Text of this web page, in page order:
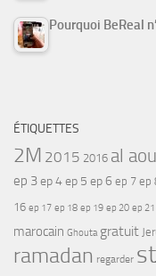
Pourquoi BeReal
ÉTIQUETTES
2M 2015 2016 al
ep 3ep 4ep 5 ep 6 ep 7 ep
16 ep 17 ep 18 ep 19 ep 20 ep 21
marocain Ghouta gratuit
ramadan regarder